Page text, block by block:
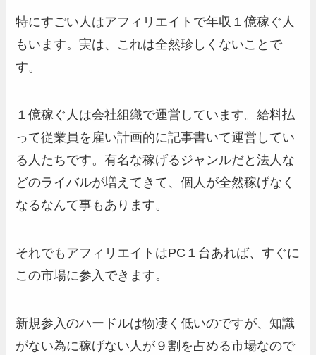
特にすごい人はアフィリエイトで年収１億稼ぐ人
もいます。実は、これは全然珍しくないことで
す。
１億稼ぐ人は会社組織で運営しています。給料払
って従業員を雇い計画的に記事書いて運営してい
る人たちです。有名な稼げるジャンルだと法人な
どのライバルが増えてきて、個人が全然稼げなく
なるなんて事もあります。
それでもアフィリエイトはPC１台あれば、すぐに
この市場に参入できます。
新規参入のハードルは物凄く低いのですが、知識
がない為に稼げない人が９割を占める市場なので